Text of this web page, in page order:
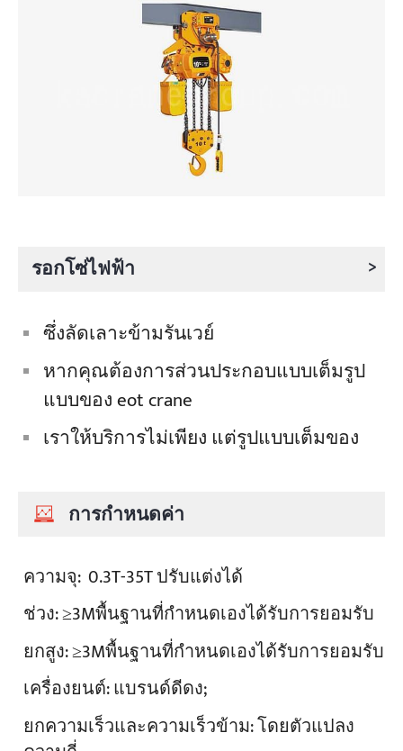
รอกโซ่ไฟฟ้า >
ซึ่งลัดเลาะข้ามรันเวย์
หากคุณต้องการส่วนประกอบแบบเต็มรูป
แบบของ eot crane
เราให้บริการไม่เพียง แต่รูปแบบเต็มของ
การกำหนดค่า
ความจุ: 0.3T-35T ปรับแต่งได้
ช่วง:≥3Mพื้นฐานที่กำหนดเองได้รับการยอมรับ
ยกสูง:≥3Mพื้นฐานที่กำหนดเองได้รับการยอมรับ
เครื่องยนต์:แบรนด์ดีดง;
ยกความเร็วและความเร็วข้าม:โดยตัวแปลง